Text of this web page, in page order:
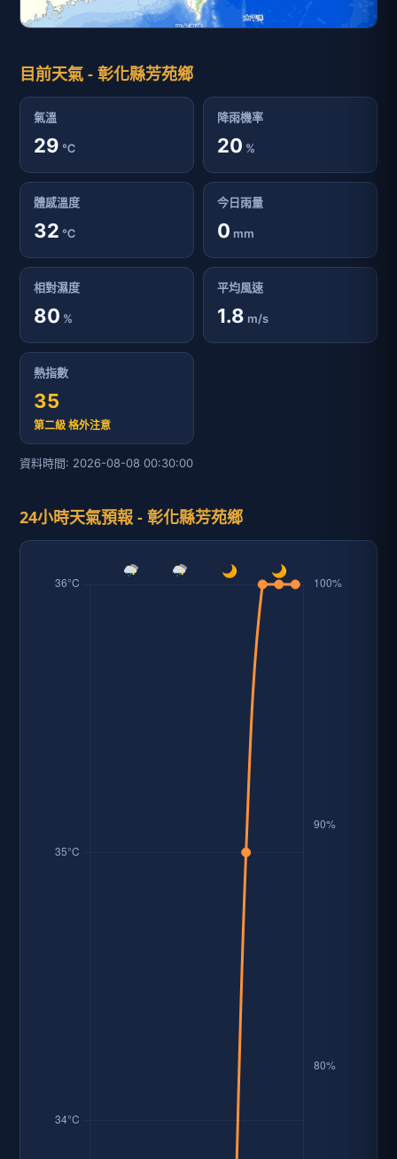
目前天氣 - 彰化縣芳苑鄉
氣溫
29 ℃
降雨機率
20 %
體感溫度
32 ℃
今日雨量
0 mm
相對濕度
80 %
平均風速
1.8 m/s
熱指數
35
第二級 格外注意
資料時間: 2026-08-08 00:30:00
24小時天氣預報 - 彰化縣芳苑鄉